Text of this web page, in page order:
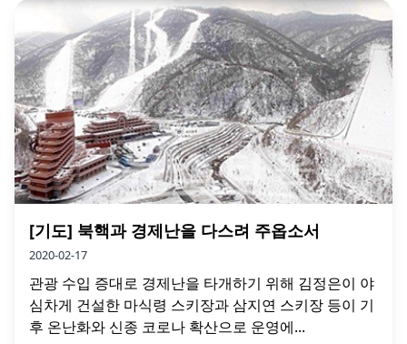
[기도] 북핵과 경제난을 다스려 주옵소서
2020-02-17
관광 수입 증대로 경제난을 타개하기 위해 김정은이 야
심차게 건설한 마식령 스키장과 삼지연 스키장 등이 기
후 온난화와 신종 코로나 확산으로 운영에...